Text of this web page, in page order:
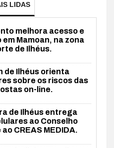
LIDAS
melhora acesso e
Mamoan, na zona
de Ilhéus.
de Ilhéus orienta
sobre os riscos das
on-line.
de Ilhéus entrega
ao Conselho
CREAS MEDIDA.